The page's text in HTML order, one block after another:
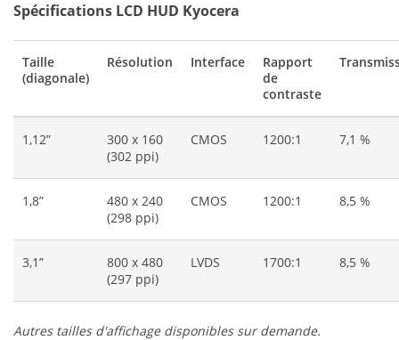
Spécifications LCD HUD Kyocera
Taille
(diagonale)
Résolution Interface
Rapport
de
contraste
1,12”
300 x 160
(302 ppi)
CMOS 1200:1 7,1 %
1,8”
480 x 240
(298 ppi)
CMOS 1200:1 8,5 %
3,1”
800 x 480
(297 ppi)
LVDS 1700:1 8,5 %
Autres tailles d'affichage disponibles sur demande.